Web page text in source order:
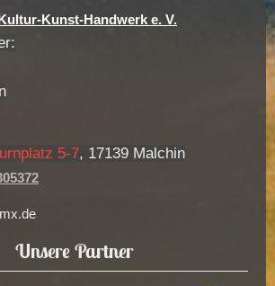
Kunst-Handwerk e. V.​
5-7, 17139 Malchin
Unsere Partner